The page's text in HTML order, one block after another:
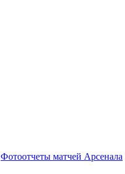
Фотоотчеты матчей Арсенала